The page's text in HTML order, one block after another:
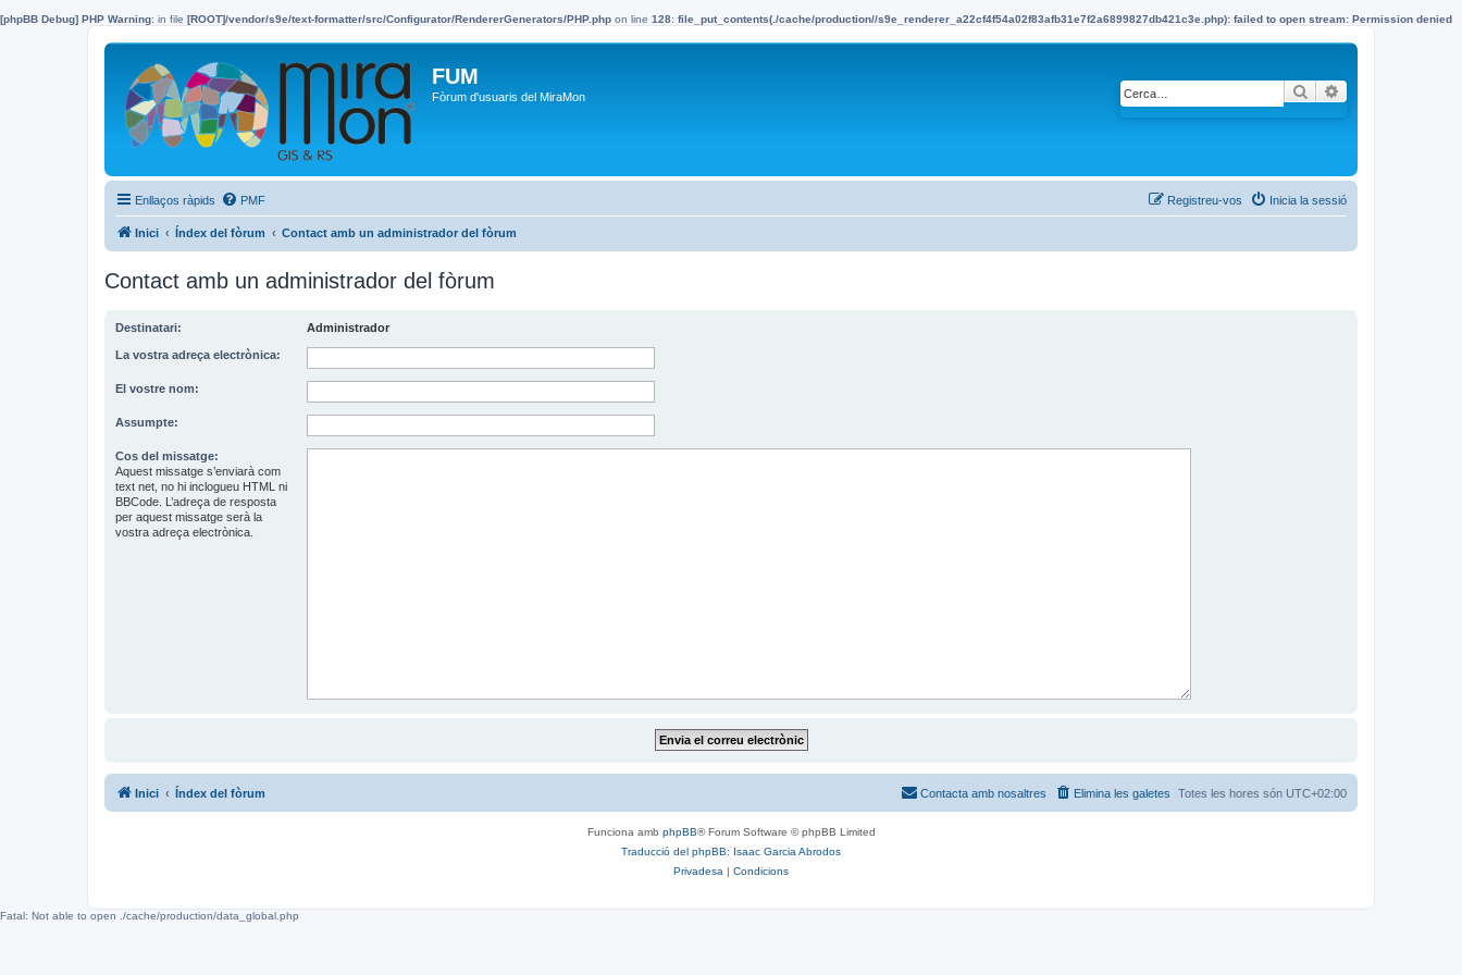
[phpBB Debug] PHP Warning: in file [ROOT]/vendor/s9e/text-formatter/src/Configurator/RendererGenerators/PHP.php on line 128: file_put_contents(./cache/production//s9e_renderer_a22cf4f54a02f83afb31e7f2a6899827db421c3e.php): failed to open stream: Permission denied
FUM
Fòrum d'usuaris del MiraMon Cerca
Enllaços ràpids PMF Inicia la sessió
Registreu-vos
Inici Índex del fòrum Contact amb un administrador del fòrum
Contact amb un administrador del fòrum
Destinatari: Administrador
La vostra adreça electrònica:
El vostre nom:
Assumpte:
Cos del missatge:
Aquest missatge s’enviarà com
text net, no hi inclogueu HTML ni
BBCode. L’adreça de resposta
per aquest missatge serà la
vostra adreça electrònica.
Inici Índex del fòrum Totes les hores són UTC+02:00
Elimina les galetes
Contacta amb nosaltres
Funciona amb phpBB® Forum Software © phpBB Limited
Traducció del phpBB: Isaac Garcia Abrodos
Privadesa | Condicions
Fatal: Not able to open ./cache/production/data_global.php